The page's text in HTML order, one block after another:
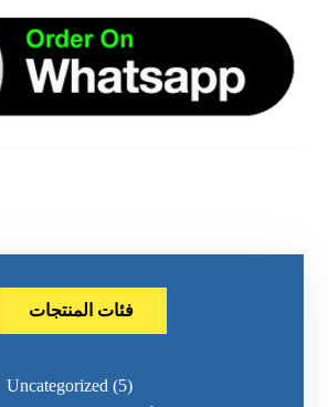
فئات المنتجات
Uncategorized (5)